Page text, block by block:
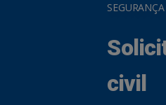
SEGURANÇA
civil